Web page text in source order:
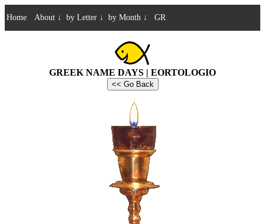
Home About ↓ by Letter ↓ by Month ↓ GR
GREEK NAME DAYS | EORTOLOGIO
<< Go Back